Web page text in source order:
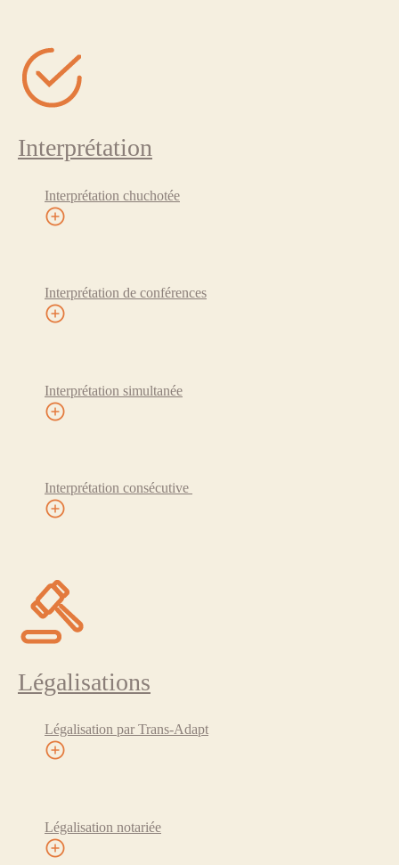
Interprétation
Interprétation chuchotée
Interprétation de conférences
Interprétation simultanée
Interprétation consécutive
Légalisations
Légalisation par Trans-Adapt
Légalisation notariée